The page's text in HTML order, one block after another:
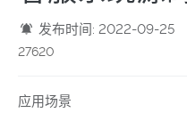
发布时间: 2022-09-25
27620
应用场景